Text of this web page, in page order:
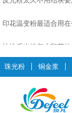
超细反光粉怎么印牢
外墙涂料中怎么添加反
珠光粉 铜金浆